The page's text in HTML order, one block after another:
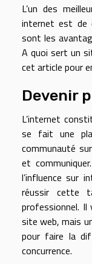
L’un des
internet est de
sont les
A quoi sert un
cet article pour
Devenir
L’internet
se fait une
communauté
et
l’influence sur
réussir cette
professionnel.
site web, mais
pour faire la
concurrence.